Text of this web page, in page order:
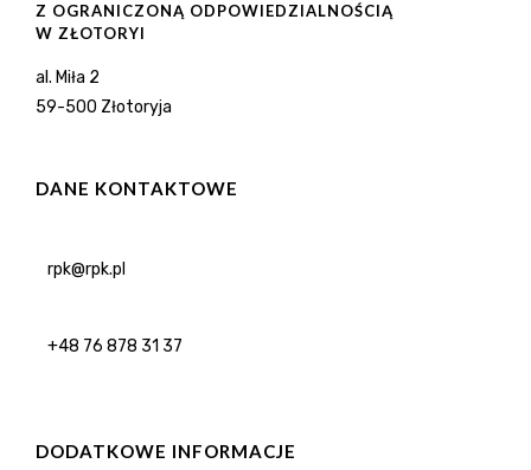
Z OGRANICZONĄ ODPOWIEDZIALNOŚCIĄ
W ZŁOTORYI
al. Miła 2
59-500 Złotoryja
DANE KONTAKTOWE
rpk@rpk.pl
+48 76 878 31 37
DODATKOWE INFORMACJE